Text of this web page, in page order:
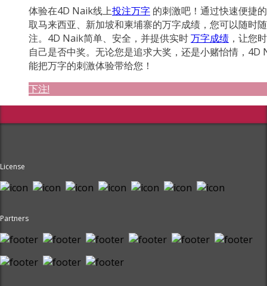
体验在4D Naik线上投注万字 的刺激吧！通过快速便捷
取马来西亚、新加坡和柬埔寨的万字成绩，您可以随时
注。4D Naik简单、安全，并提供实时万字成绩 ，让您
自己是否中奖。无论您是追求大奖，还是小赌怡情，4D
能把万字的刺激体验带给您！
下注!
License
Partners